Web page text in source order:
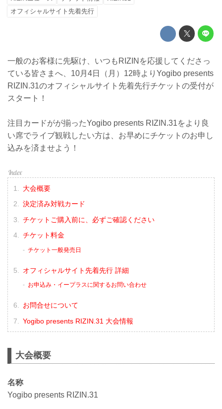
オフィシャルサイト先着先行
一般のお客様に先駆け、いつもRIZINを応援してくださっ
ている皆さまへ、10月4日（月）12時よりYogibo presents
RIZIN.31のオフィシャルサイト先着先行チケットの受付が
スタート！
注目カードがが揃ったYogibo presents RIZIN.31をより良
い席でライブ観戦したい方は、お早めにチケットのお申し
込みを済ませよう！
大会概要
決定済み対戦カード
チケットご購入前に、必ずご確認ください
チケット料金
チケット一般発売日
オフィシャルサイト先着先行 詳細
お申込み・イープラスに関するお問い合わせ
お問合せについて
Yogibo presents RIZIN.31 大会情報
大会概要
名称
Yogibo presents RIZIN.31